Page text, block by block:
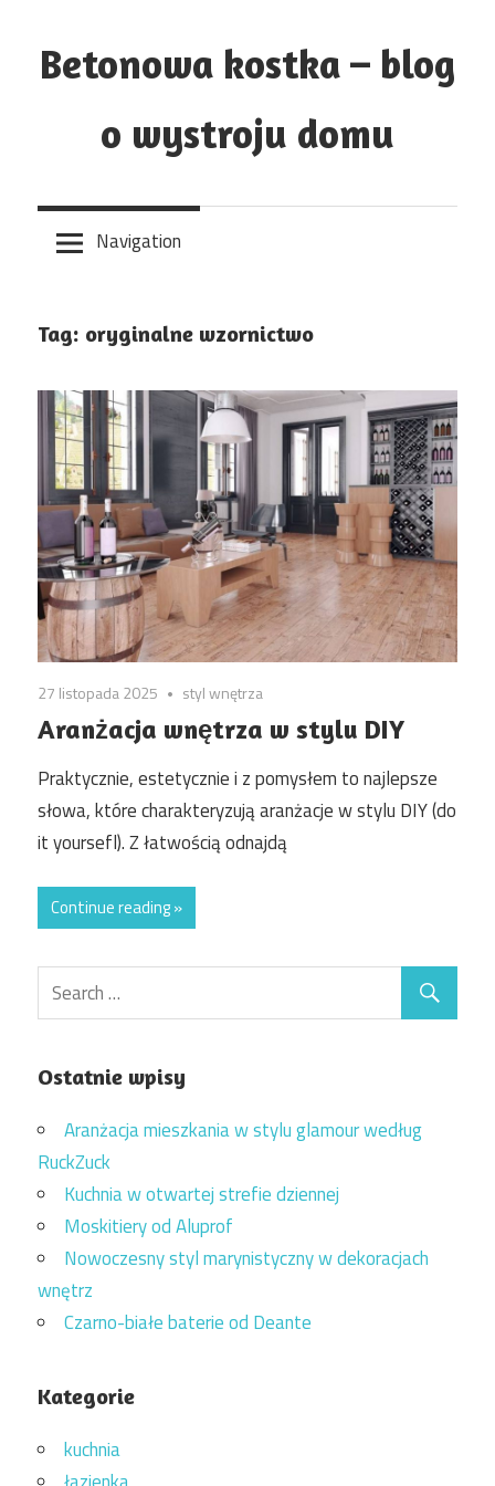
to
content
Betonowa kostka – blog
o wystroju domu
Navigation
Tag: oryginalne wzornictwo
27 listopada 2025 styl wnętrza
Aranżacja wnętrza w stylu DIY
Praktycznie, estetycznie i z pomysłem to najlepsze
słowa, które charakteryzują aranżacje w stylu DIY (do
it yoursefl). Z łatwością odnajdą
Continue reading »
Ostatnie wpisy
Aranżacja mieszkania w stylu glamour według
RuckZuck
Kuchnia w otwartej strefie dziennej
Moskitiery od Aluprof
Nowoczesny styl marynistyczny w dekoracjach
wnętrz
Czarno-białe baterie od Deante
Kategorie
kuchnia